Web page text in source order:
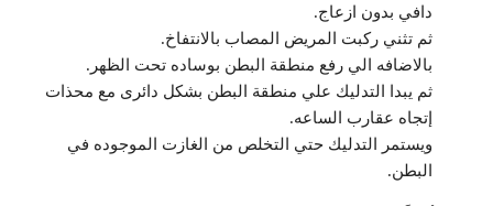
دافي بدون ازعاج.
ثم تثني ركبت المريض المصاب بالانتفاخ.
بالاضافه الي رفع منطقة البطن بوساده تحت الظهر.
ثم يبدا التدليك علي منطقة البطن بشكل دائرى مع محذات
إتجاه عقارب الساعه.
ويستمر التدليك حتي التخلص من الغازت الموجوده في
البطن.